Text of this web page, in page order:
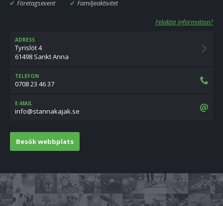
Företagsevent Familjeaktivitet
Felaktig information?
ADRESS
Tyrislöt 4
61498 Sankt Anna
TELEFON
0708 23 46 37
E-MAIL
es.kajakannats@ofni
Besök webbplats